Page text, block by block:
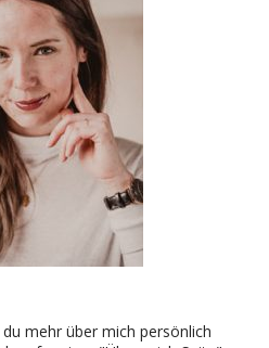
mehr über mich persönlich